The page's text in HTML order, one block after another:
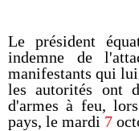
Le président
indemne de
manifestants qui
les autorités ont
d'armes à feu,
pays, le mardi 7